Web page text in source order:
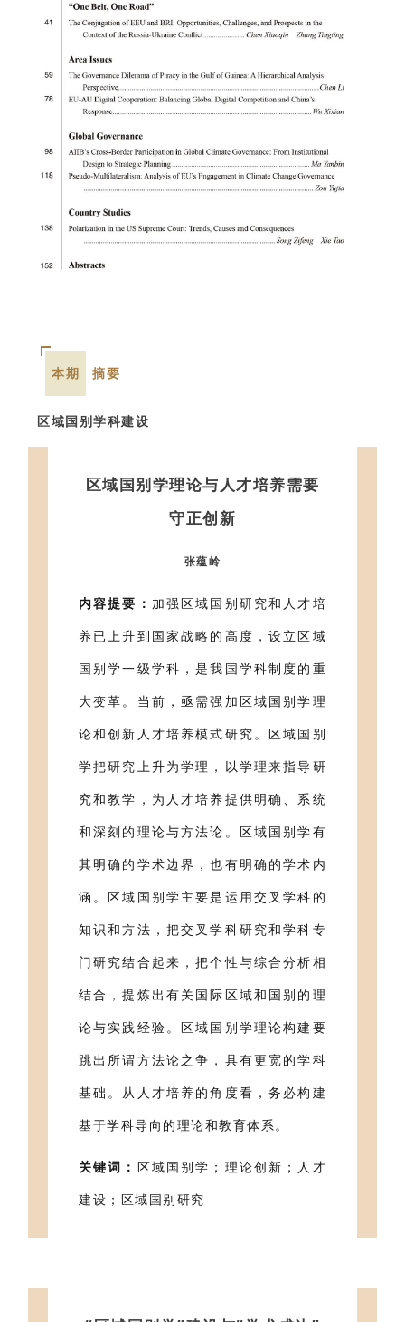
本期 摘要
区域国别学科建设
区域国别学理论与人才培养需要
守正创新
张蕴岭
内容提要： 加强区域国别研究和人才培
养已上升到国家战略的高度，设立区域
国别学一级学科，是我国学科制度的重
大变革。当前，亟需强加区域国别学理
论和创新人才培养模式研究。区域国别
学把研究上升为学理，以学理来指导研
究和教学，为人才培养提供明确、系统
和深刻的理论与方法论。区域国别学有
其明确的学术边界，也有明确的学术内
涵。区域国别学主要是运用交叉学科的
知识和方法，把交叉学科研究和学科专
门研究结合起来，把个性与综合分析相
结合，提炼出有关国际区域和国别的理
论与实践经验。区域国别学理论构建要
跳出所谓方法论之争，具有更宽的学科
基础。从人才培养的角度看，务必构建
基于学科导向的理论和教育体系。
关键词： 区域国别学；理论创新；人才
建设；区域国别研究